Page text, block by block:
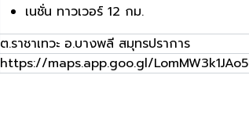
เนชั่น ทาวเวอร์ 12 กม.
ต.ราชาเทวะ อ.บางพลี สมุทรปราการ
https://maps.app.goo.gl/